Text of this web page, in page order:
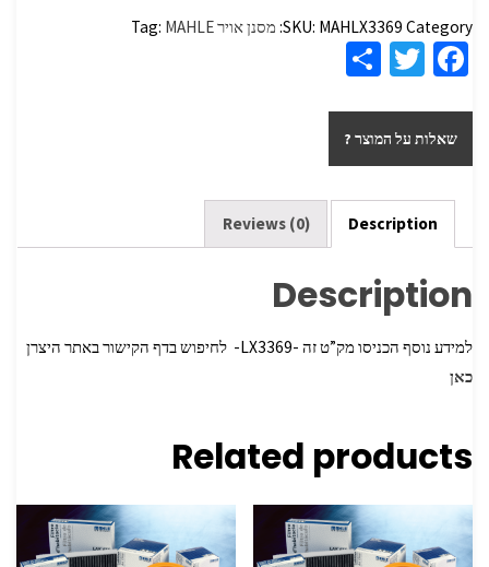
SKU: MAHLX3369 Category: מסנן אויר Tag: MAHLE
Fa
b
o
o
k
T
tt
er
ar
e
שאלות על המוצר ?
Description
Reviews (0)
Description
למידע נוסף הכניסו מק”ט זה -LX3369- לחיפוש בדף הקישור באתר היצרן
כאן
Related products